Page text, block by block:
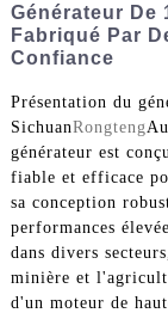
Générateur De
Fabriqué Par
Confiance
Présentation du
SichuanRongteng
générateur est
fiable et efficace
sa conception
performances
dans divers
minière et
d'un moteur de